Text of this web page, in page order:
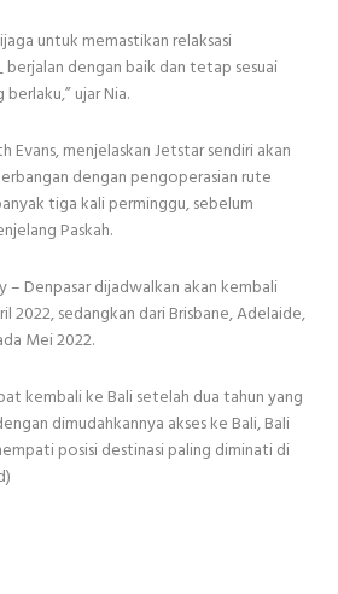
untuk memastikan relaksasi
berjalan dengan baik dan tetap sesuai
ujar Nia.
Evans, menjelaskan Jetstar sendiri akan
dengan pengoperasian rute
tiga kali perminggu, sebelum
Paskah.
– Denpasar dijadwalkan akan kembali
2022, sedangkan dari Brisbane, Adelaide,
Mei 2022.
kembali ke Bali setelah dua tahun yang
dimudahkannya akses ke Bali, Bali
posisi destinasi paling diminati di